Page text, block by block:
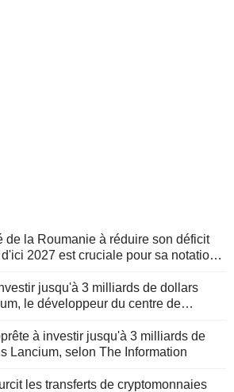
de la Roumanie à réduire son déficit
2027 est cruciale pour sa notation,
jusqu'à 3 milliards de dollars
le développeur du centre de
à investir jusqu'à 3 milliards de
Lancium, selon The Information
les transferts de cryptomonnaies